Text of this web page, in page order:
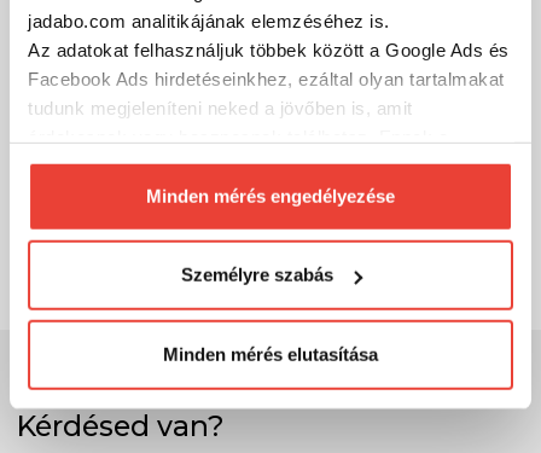
jadabo.com analitikájának elemzéséhez is.
Az adatokat felhasználjuk többek között a Google Ads és
Facebook Ads hirdetéseinkhez, ezáltal olyan tartalmakat
tudunk megjeleníteni neked a jövőben is, amit
biztosításához arra kérünk, hogy engedd meg
számunkra minden mérés használatát.
Természetesensoha semmilyen formában nem fogunk
megváltoztathatod a döntésed ezzel kapcsolatban.
Előre is köszönjük!
Minden mérés engedélyezése
Személyre szabás
Minden mérés elutasítása
MADIX GYORSAN OLDÓDÓ PELLET HALAS 6MM
SZÁKOLOM
Kérdésed van?